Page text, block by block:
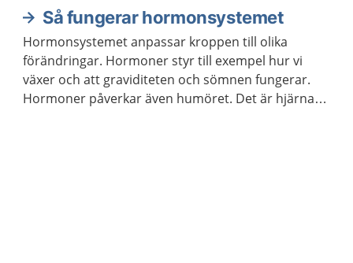
Så fungerar hormonsystemet
Hormonsystemet anpassar kroppen till olika
förändringar. Hormoner styr till exempel hur vi
växer och att graviditeten och sömnen fungerar.
Hormoner påverkar även humöret. Det är hjärnan